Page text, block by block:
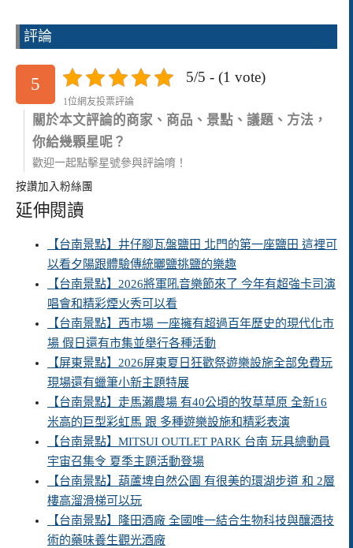
評論
5 5/5 - (1 vote)
1位網友投票評論
關於本文評論的商家、商品、景點、議題、方法，
你給幾顆星呢？
歡迎一起點擊星號參與評論唷！
按讚加入粉絲團
延伸閱讀
【台南景點】井仔腳瓦盤鹽田 北門的第一座鹽田 這裡可
以看夕陽跟體驗傳統曬鹽挑鹽的樂趣
【台南景點】2026將軍吼音樂節來了 今年有超強卡司演
唱會和精彩煙火秀可以看
【台南景點】西市場 一座擁有超過百年歷史的現代化市
場 假日還有市集並舉行各種活動
【屏東景點】2026屏東夏日狂歡祭遊樂設施全部免費玩
現場還有蠟筆小新主題特展
【台南景點】走馬瀨農場 有40公頃的牧草草原 全新16
米高的巨型彩虹馬 跟 多種遊樂設施和精彩表演
【台南景點】MITSUI OUTLET PARK 台南 玩具總動員
宇宙召集令 夏季主題活動登場
【台南景點】葫蘆埤自然公園 有很美的環湖步道 和 2層
樓高溜滑梯可以玩
【台南景點】隆田酒廠 全國唯一結合生物科技與釀酒技
術的藥味養生觀光酒廠